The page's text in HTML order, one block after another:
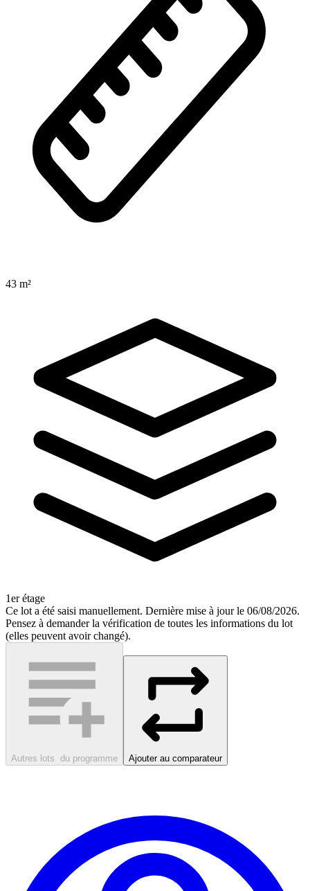
43 m²
1er étage
Ce lot a été saisi manuellement. Dernière mise à jour le 06/08/2026.
Pensez à demander la vérification de toutes les informations du lot
(elles peuvent avoir changé).
Autres lots du programme Ajouter au comparateur